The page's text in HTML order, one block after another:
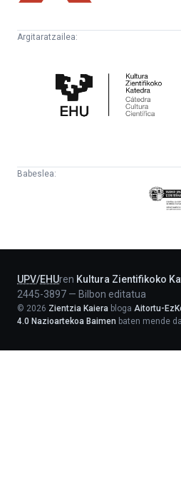
Argitaratzailea:
Zientifikoko
Katedra
Babeslea:
Eusko
UPV/EHUren Kultura Zientifikoko
2445-3897 — Bilbon editatua
© 2026 Zientzia Kaiera bloga Aitortu-
4.0 Nazioartekoa Baimen baten mende